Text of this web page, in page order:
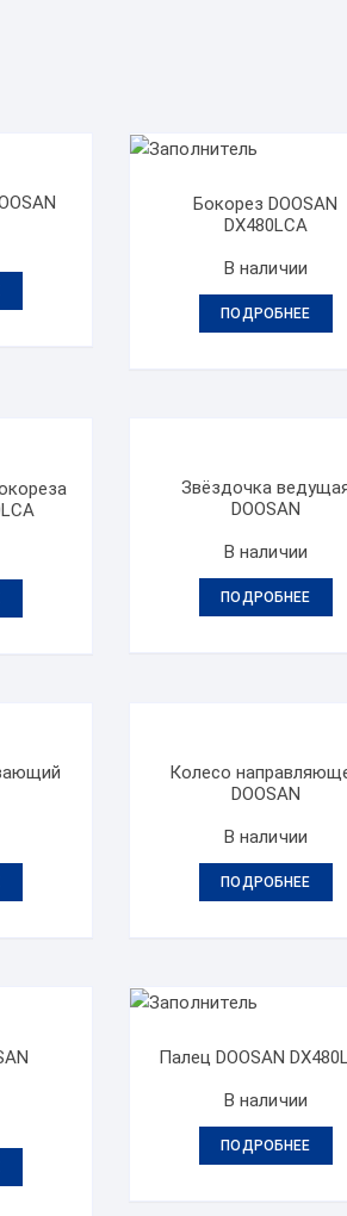
Бокорез DOOSAN
DX480LCA
В наличии
ПОДРОБНЕЕ
Звёздочка
DOOSAN
В наличии
ПОДРОБНЕЕ
Колесо
DOOSAN
В наличии
ПОДРОБНЕЕ
Палец DOOSAN
В наличии
ПОДРОБНЕЕ